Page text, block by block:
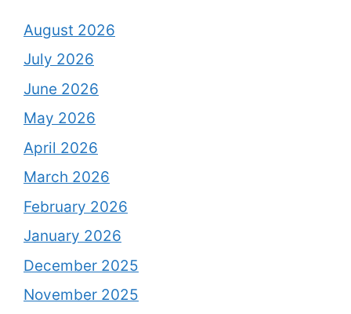
August 2026
July 2026
June 2026
May 2026
April 2026
March 2026
February 2026
January 2026
December 2025
November 2025